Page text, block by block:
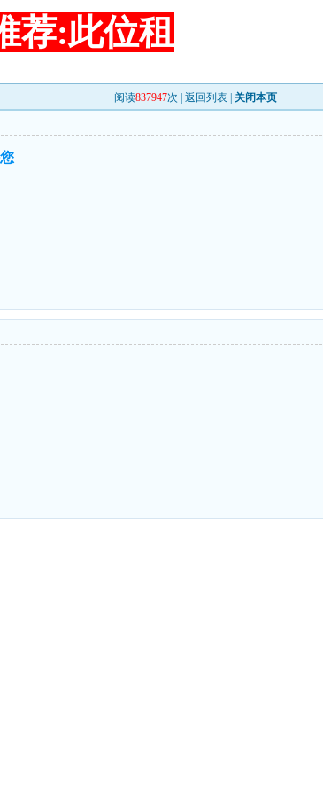
荐:此位租
阅读837947次 | 返回列表 关闭本页